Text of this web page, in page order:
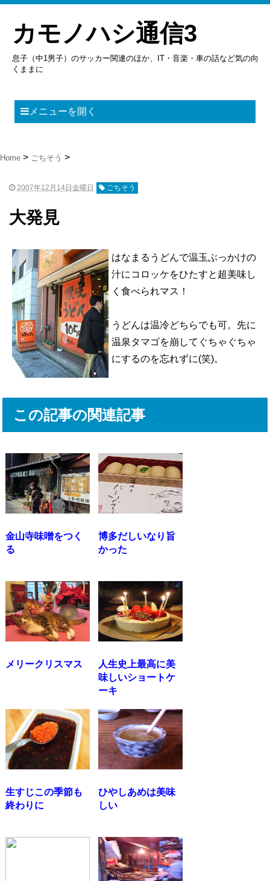
カモノハシ通信3
息子（中1男子）のサッカー関連のほか、IT・音楽・車の話など気の向
くままに
メニューを開く
Home ごちそう
2007年12月14日金曜日 ごちそう
大発見
はなまるうどんで温玉ぶっかけの
汁にコロッケをひたすと超美味し
く食べられマス！
うどんは温冷どちらでも可。先に
温泉タマゴを崩してぐちゃぐちゃ
にするのを忘れずに(笑)。
この記事の関連記事
金山寺味噌をつく
る
博多だしいなり旨
かった
メリークリスマス
人生史上最高に美
味しいショートケ
ーキ
生すじこの季節も
終わりに
ひやしあめは美味
しい